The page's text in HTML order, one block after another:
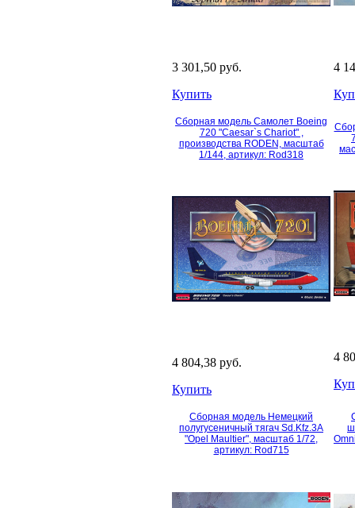
3 301,50 руб.
Купить
4
Сборная модель Самолет Boeing
720 "Caesar`s Chariot" ,
производства RODEN, масштаб
1/144, артикул: Rod318
4 804,38 руб.
Купить
4
Сборная модель Немецкий
полугусеничный тягач Sd.Kfz.3A
"Opel Maultier", масштаб 1/72,
артикул: Rod715